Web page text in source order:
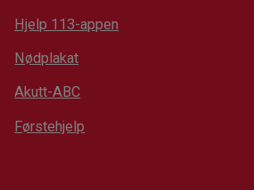
Hjelp 113-appen
Nødplakat
Akutt-ABC
Førstehjelp